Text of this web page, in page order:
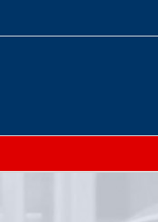
content